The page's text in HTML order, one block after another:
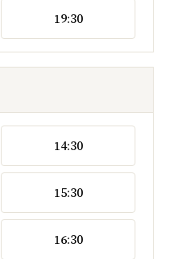
19:30
14:30
15:30
16:30